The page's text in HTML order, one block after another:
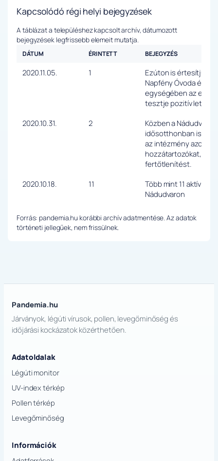
Kapcsolódó régi helyi bejegyzések
A táblázat a településhez kapcsolt archív, dátumozott
bejegyzések legfrissebb elemeit mutatja.
DÁTUM ÉRINTETT BEJEGYZÉS
2020.11.05. 1
Ezúton is értesítjük a
Napfény Óvoda és
egységében az egyik
tesztje pozitív lett.
2020.10.31.
2
Közben a Nádudvari
idősotthonban is
az intézmény
hozzátartozókat, és
fertőtlenítést.
2020.10.18.
11
Több mint 11 aktív
Nádudvaron
Forrás: pandemia.hu korábbi archív adatmentése. Az adatok
történeti jellegűek, nem frissülnek.
Pandemia.hu
Járványok, légúti vírusok, pollen, levegőminőség és
időjárási kockázatok közérthetően.
Adatoldalak
Légúti monitor
UV-index térkép
Pollen térkép
Levegőminőség
Információk